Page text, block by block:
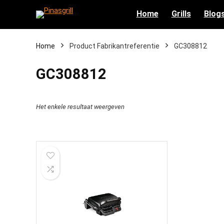
Home Grills
Home Product Fabrikantreferentie ‎GC308812
‎GC308812
Het enkele resultaat weergeven